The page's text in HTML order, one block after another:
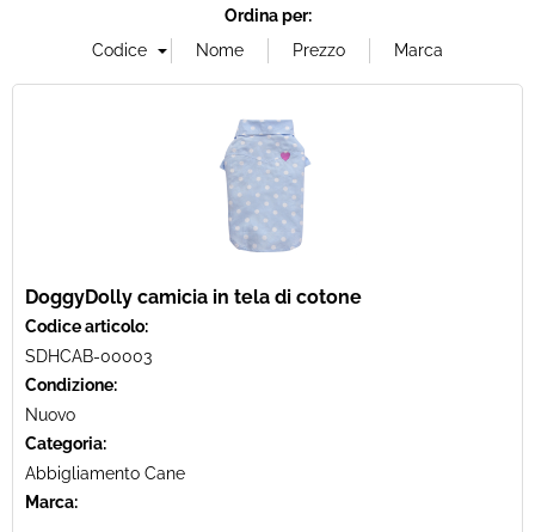
Ordina per:
DoggyDolly camicia in tela di cotone
Codice articolo:
SDHCAB-00003
Condizione:
Nuovo
Categoria:
Abbigliamento Cane
Marca: